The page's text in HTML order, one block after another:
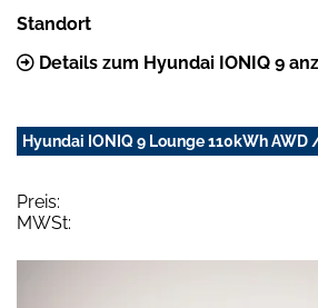
Standort
Details zum Hyundai IONIQ 9
Hyundai IONIQ 9 Lounge 110kWh
Preis:
MWSt: